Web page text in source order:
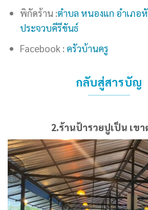
พิกัดร้าน :ตำบล หนองแก อำเภอ
ประจวบคีรีขันธ์
Facebook : ครัวบ้านครู
กลับสู่สารบัญ
2.ร้านป้ารวยปูเป็น เขา